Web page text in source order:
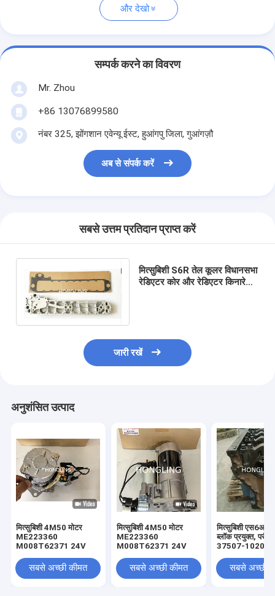
और देखो
सम्पर्क करने का विवरण
Mr. Zhou
+86 13076899580
नंबर 325, झोंगशान एवेन्यू ईस्ट, हुआंगपु जिला, गुआंगज़ौ
अब से संपर्क करें
सबसे उत्तम प्रतिदान प्राप्त करें
मित्सुबिशी S6R तेल कूलर विधानसभा
रेडिएटर कोर और रेडिएटर किनारे
जारी रखें
अनुशंसित उत्पाद
मित्सुबिशी 4M50 मोटर
ME223360
M008T62371 24V
सबसे अच्छी कीमत
मित्सुबिशी 4M50 मोटर
ME223360
M008T62371 24V
सबसे अच्छी कीमत
मित्सुबिशी एस6आर
ब्लॉक प्रयुक्त,
37507-10200
सबसे अच्छी